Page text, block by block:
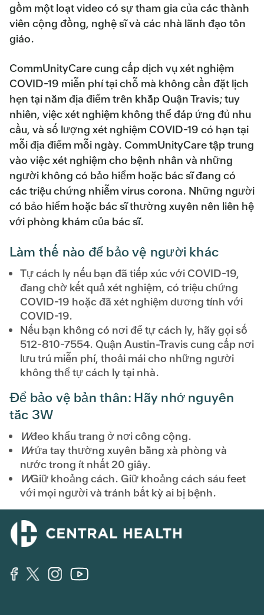
gồm một loạt video có sự tham gia của các thành
viên cộng đồng, nghệ sĩ và các nhà lãnh đạo tôn
giáo.
CommUnityCare cung cấp dịch vụ xét nghiệm
COVID-19 miễn phí tại chỗ mà không cần đặt lịch
hẹn tại năm địa điểm trên khắp Quận Travis; tuy
nhiên, việc xét nghiệm không thể đáp ứng đủ nhu
cầu, và số lượng xét nghiệm COVID-19 có hạn tại
mỗi địa điểm mỗi ngày. CommUnityCare tập trung
vào việc xét nghiệm cho bệnh nhân và những
người không có bảo hiểm hoặc bác sĩ đang có
các triệu chứng nhiễm virus corona. Những người
có bảo hiểm hoặc bác sĩ thường xuyên nên liên hệ
với phòng khám của bác sĩ.
Làm thế nào để bảo vệ người khác
Tự cách ly nếu bạn đã tiếp xúc với COVID-19,
đang chờ kết quả xét nghiệm, có triệu chứng
COVID-19 hoặc đã xét nghiệm dương tính với
COVID-19.
Nếu bạn không có nơi để tự cách ly, hãy gọi số
512-810-7554. Quận Austin-Travis cung cấp nơi
lưu trú miễn phí, thoải mái cho những người
không thể tự cách ly tại nhà.
Để bảo vệ bản thân: Hãy nhớ nguyên
tắc 3W
Wđeo khẩu trang ở nơi công cộng.
Wrửa tay thường xuyên bằng xà phòng và
nước trong ít nhất 20 giây.
WGiữ khoảng cách. Giữ khoảng cách sáu feet
với mọi người và tránh bất kỳ ai bị bệnh.